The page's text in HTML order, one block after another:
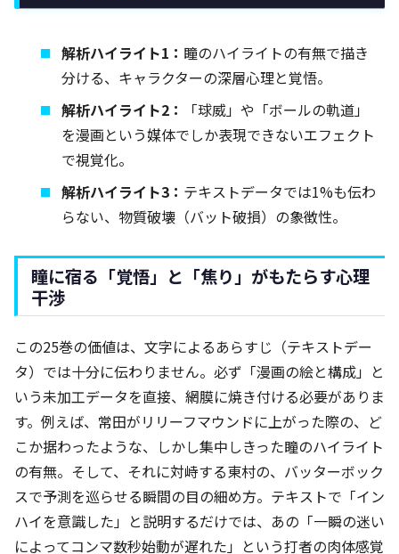
解析ハイライト1： 瞳のハイライトの有無で描き
分ける、キャラクターの深層心理と覚悟。
解析ハイライト2：
「球威」や「ボールの軌道」
を漫画という媒体でしか表現できないエフェクト
で視覚化。
解析ハイライト3： テキストデータでは1%も伝わ
らない、物質破壊（バット破損）の象徴性。
瞳に宿る「覚悟」と「焦り」がもたらす心理
干渉
この25巻の価値は、文字によるあらすじ（テキストデー
タ）では十分に伝わりません。必ず「漫画の絵と構成」と
いう未加工データを直接、網膜に焼き付ける必要がありま
す。例えば、常田がリリーフマウンドに上がった際の、ど
こか据わったような、しかし集中しきった瞳のハイライト
の有無。そして、それに対峙する東村の、バッターボック
スで予測を巡らせる瞬間の目の細め方。テキストで「イン
ハイを意識した」と説明するだけでは、あの「一瞬の迷い
によってコンマ数秒始動が遅れた」という打者の肉体感覚